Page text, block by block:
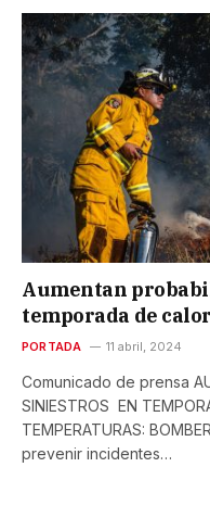
Aumentan
temporada de
PORTADA 11 abril, 2024
Comunicado de prensa
SINIESTROS EN
TEMPERATURAS:
prevenir incidentes…